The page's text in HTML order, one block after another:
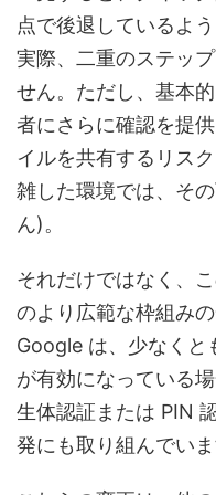
点で後退しているよ
実際、二重のステッ
せん。ただし、基本
者にさらに確認を提
イルを共有するリス
雑した環境では、そ
ん)。
それだけではなく、
のより広範な枠組み
Google は、少なく
が有効になっている
生体認証または PIN
発にも取り組んでいま